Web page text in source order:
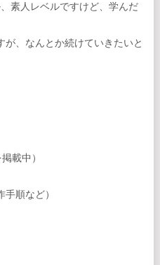
素人レベルですけど、学んだ
、なんとか続けていきたいと
載中）
順など）